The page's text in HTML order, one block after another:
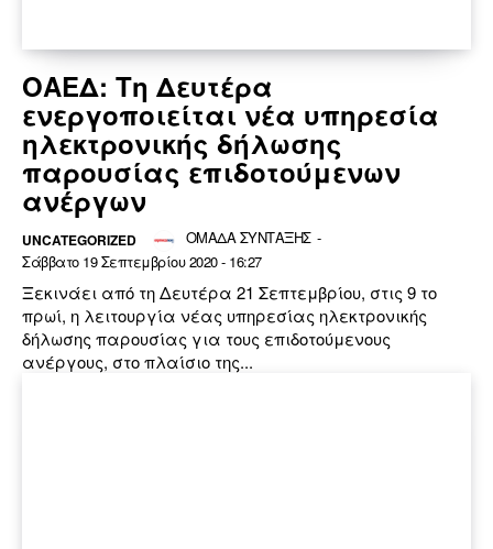
ΟΑΕΔ: Τη Δευτέρα
ενεργοποιείται νέα υπηρεσία
ηλεκτρονικής δήλωσης
παρουσίας επιδοτούμενων
ανέργων
UNCATEGORIZED ΟΜΑΔΑ ΣΥΝΤΑΞΗΣ -
Σάββατο 19 Σεπτεμβρίου 2020 - 16:27
Ξεκινάει από τη Δευτέρα 21 Σεπτεμβρίου, στις 9 το
πρωί, η λειτουργία νέας υπηρεσίας ηλεκτρονικής
δήλωσης παρουσίας για τους επιδοτούμενους
ανέργους, στο πλαίσιο της...